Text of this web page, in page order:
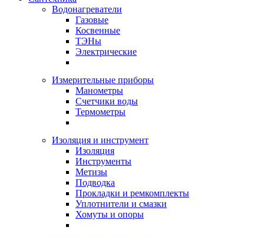
Водонагреватели
Газовые
Косвенные
ТЭНы
Электрические
Измерительные приборы
Манометры
Счетчики воды
Термометры
Изоляция и инструмент
Изоляция
Инструменты
Метизы
Подводка
Прокладки и ремкомплекты
Уплотнители и смазки
Хомуты и опоры